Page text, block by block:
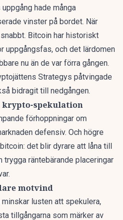
hade många
vinster på bordet. När
Bitcoin har historiskt
uppgångsfas, och det lärdomen
nu än de var förra gången.
Strategys påtvingade
bidragit till nedgången.
krypto-spekulation
förhoppningar om
defensiv. Och högre
det blir dyrare att låna till
räntebärande placeringar
motvind
lusten att spekulera,
tillgångarna som märker av